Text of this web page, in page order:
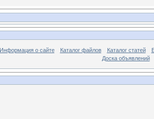
Информация о сайте Каталог файлов Каталог статей
Доска объявлений